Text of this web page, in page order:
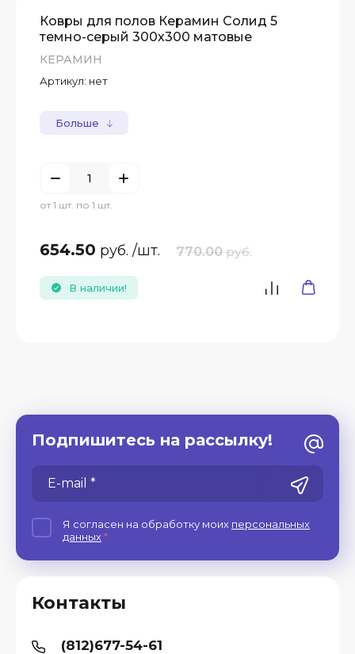
Ковры для полов Керамин Солид 5
темно-серый 300х300 матовые
КЕРАМИН
Артикул: нет
Больше
от 1 шт. по 1 шт.
654.50 руб. /шт. 770.00 руб.
В наличии!
Контакты
(812)677-54-61
Подпишитесь на рассылку!
Я согласен на обработку моих персональных
данных*